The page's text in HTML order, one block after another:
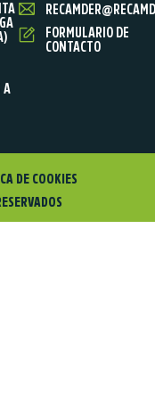
A
FORMULARIO DE
CONTACTO
DE COOKIES